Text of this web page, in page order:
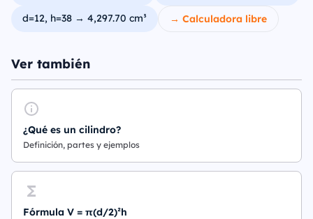
d=12, h=38 → 4,297.70 cm³
→ Calculadora libre
Ver también
¿Qué es un cilindro?
Definición, partes y ejemplos
Fórmula V = π(d/2)²h